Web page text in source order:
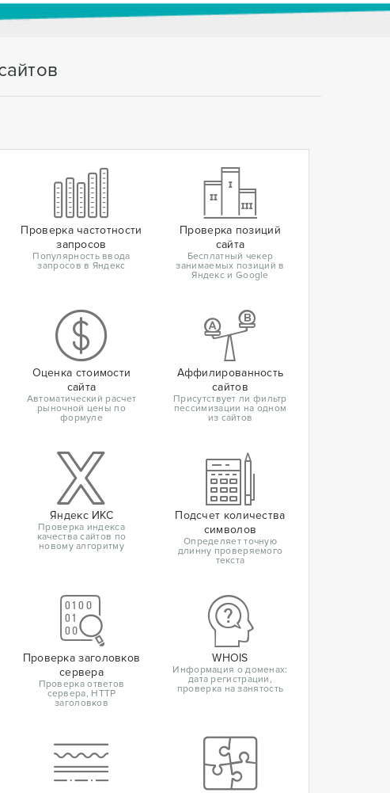
Проверка частотности
запросов
Популярность ввода
запросов в Яндекс
Проверка позиций
сайта
Бесплатный чекер
занимаемых позиций в
Яндекс и Google
Оценка стоимости
сайта
Автоматический расчет
рыночной цены по
формуле
Аффилированность
сайтов
Присутствует ли фильтр
пессимизации на одном
из сайтов
Яндекс ИКС
Проверка индекса
качества сайтов по
новому алгоритму
Подсчет количества
символов
Определяет точную
длинну проверяемого
текста
Проверка заголовков
сервера
Проверка ответов
сервера, HTTP
заголовков
WHOIS
Информация о доменах:
дата регистрации,
проверка на занятость